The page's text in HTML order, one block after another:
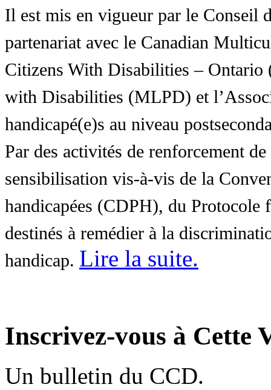
Il est mis en vigueur par le Conseil
partenariat avec le Canadian
Citizens With Disabilities – Ontario
with Disabilities (MLPD) et
handicapé(e)s au niveau
Par des activités de renforcement
sensibilisation vis-à-vis de la
handicapées (CDPH), du Protocole
destinés à remédier à la
handicap. Lire la suite.
Inscrivez-vous à Cette
Un bulletin du CCD.